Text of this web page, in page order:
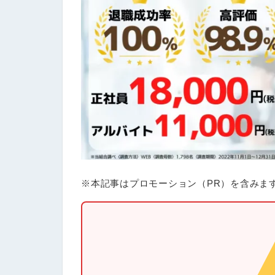
※本記事はプロモーション（PR）を含みま